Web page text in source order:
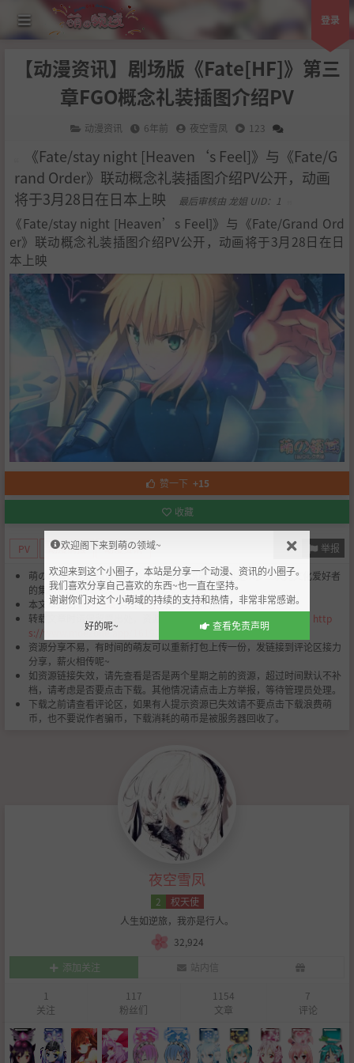
登录
【动漫资讯】剧场版《Fate[HF]》第三
章FGO概念礼装插图介绍PV
动漫资讯 6年前 夜空雪凤 123
《Fate/stay night [Heaven‘s Feel]》与《Fate/G
rand Order》联动概念礼装插图介绍PV公开，动画
将于3月28日在日本上映
最后审核由 龙姐 UID：1
《Fate/stay night [Heaven’s Feel]》与《Fate/Grand Ord
er》联动概念礼装插图介绍PV公开，动画将于3月28日在日
本上映
赞一下 +15
收藏
PV 动漫情报 动漫资讯 举报
萌の领域是一个和谐有爱的ACG文化交流圈，这里是众多二次元文化爱好者
的集结地。
本文章是由萌の领域会员夜空雪凤的创作作品。
转载文章时请保留原出处，资源请重新打包！并且附上完整的地址： http
s://www.moezone.app/16192.html
资源分享不易，有时间的萌友可以重新打包上传一份，发链接到评论区接力
分享，薪火相传呢~
如资源链接失效，请先查看是否是两个星期之前的资源，超过时间默认不补
档，请考虑是否要点击下载。其他情况请点击上方举报，等待管理员处理。
下载之前请查看评论区，如果有人提示资源已失效请不要点击下载浪费萌
币，也不要说作者骗币，下载消耗的萌币是被服务器回收了。
夜空雪凤
2
权天使
人生如逆旅，我亦是行人。
32,924
添加关注
站内信
1
关注
117
粉丝们
1154
文章
7
评论
欢迎阁下来到萌の领域~
欢迎来到这个小圈子，本站是分享一个动漫、资讯的小圈子。
我们喜欢分享自己喜欢的东西~也一直在坚持。
谢谢你们对这个小萌域的持续的支持和热情，非常非常感谢。
好的呢~
查看免责声明